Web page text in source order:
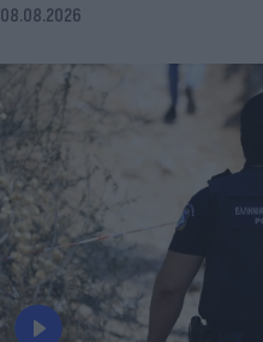
08.08.2026